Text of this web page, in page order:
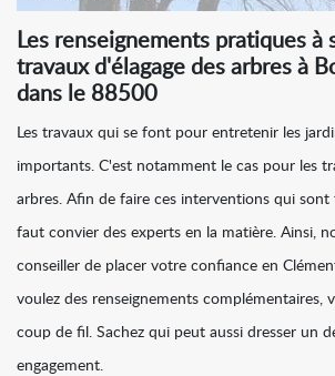
Les renseignements pratiques à
travaux d'élagage des arbres à
dans le 88500
Les travaux qui se font pour entretenir les
importants. C'est notamment le cas pour les
arbres. Afin de faire ces interventions qui sont
faut convier des experts en la matière. Ainsi,
conseiller de placer votre confiance en
voulez des renseignements complémentaires,
coup de fil. Sachez qui peut aussi dresser un
engagement.